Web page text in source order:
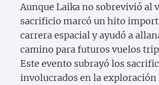
Aunque Laika no sobrevivió al
sacrificio marcó un hito
carrera espacial y ayudó a
camino para futuros vuelos
Este evento subrayó los
involucrados en la exploración